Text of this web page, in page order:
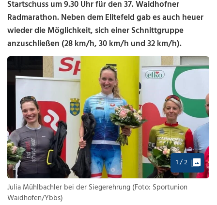
Startschuss um 9.30 Uhr für den 37. Waidhofner
Radmarathon. Neben dem Elitefeld gab es auch heuer
wieder die Möglichkeit, sich einer Schnittgruppe
anzuschließen (28 km/h, 30 km/h und 32 km/h).
1 / 2
Julia Mühlbachler bei der Siegerehrung (Foto: Sportunion
Waidhofen/Ybbs)